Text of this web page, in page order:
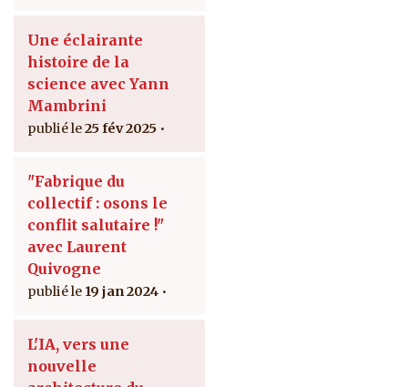
Une éclairante
histoire de la
science avec Yann
Mambrini
25 fév 2025
"Fabrique du
collectif : osons le
conflit salutaire !"
avec Laurent
Quivogne
19 jan 2024
L'IA, vers une
nouvelle